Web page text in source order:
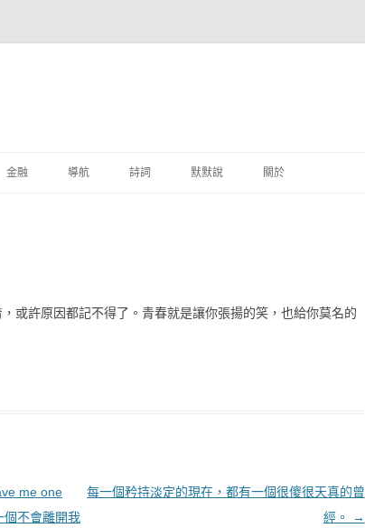
金融
境外銀行
導航 詩詞 默默說 關於
或許原因都記不得了。青春就是讓你張揚的笑，也給你莫名的
me one
個不會離開我
每一個矜持淡定的現在，都有一個很傻很天真的曾
經。
→